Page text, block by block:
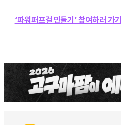
‘파워퍼프걸 만들기’ 참여하러 가기